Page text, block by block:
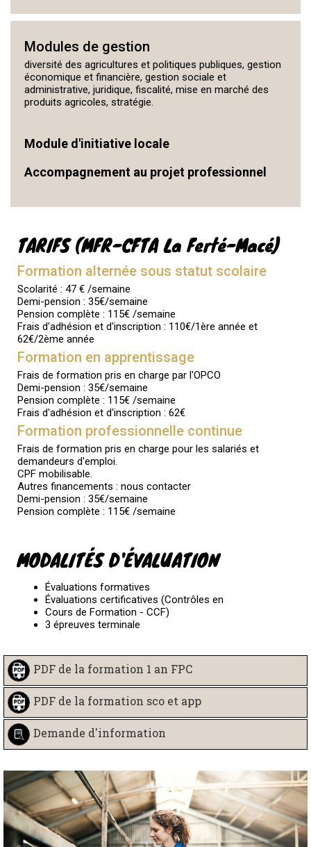
Modules de gestion
diversité des agricultures et politiques publiques, gestion
économique et financière, gestion sociale et
administrative, juridique, fiscalité, mise en marché des
produits agricoles, stratégie.
Module d'initiative locale
Accompagnement au projet professionnel
TARIFS (MFR-CFTA La Ferté-Macé)
Formation alternée sous statut scolaire
Scolarité : 47 € /semaine
Demi-pension : 35€/semaine
Pension complète : 115€ /semaine
Frais d'adhésion et d'inscription : 110€/1ère année et
62€/2ème année
Formation en apprentissage
Frais de formation pris en charge par l'OPCO
Demi-pension : 35€/semaine
Pension complète : 115€ /semaine
Frais d'adhésion et d'inscription : 62€
Formation professionnelle continue
Frais de formation pris en charge pour les salariés et
demandeurs d'emploi.
CPF mobilisable.
Autres financements : nous contacter
Demi-pension : 35€/semaine
Pension complète : 115€ /semaine
MODALITÉS D'ÉVALUATION
Évaluations formatives
Évaluations certificatives (Contrôles en
Cours de Formation - CCF)
3 épreuves terminale
PDF de la formation 1 an FPC
PDF de la formation sco et app
Demande d'information